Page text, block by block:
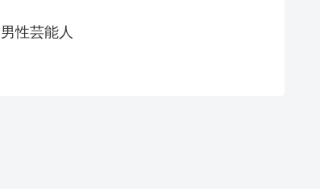
男性芸能人